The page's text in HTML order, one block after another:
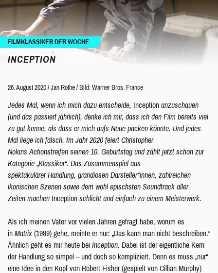
FILMKLASSIKER DER WOCHE
INCEPTION
26. August 2020 / Jan Rothe / Bild: Warner Bros. France
Jedes Mal, wenn ich mich dazu entscheide, Inception anzuschauen
(und das passiert jährlich), denke ich mir, dass ich den Film bereits viel
zu gut kenne, als dass er mich aufs Neue packen könnte. Und jedes
Mal liege ich falsch. Im Jahr 2020 feiert Christopher
Nolans Actionstreifen seinen 10. Geburtstag und zählt jetzt schon zur
Kategorie „Klassiker“. Das Zusammenspiel aus
spektakulärer Handlung, grandiosen Darsteller*innen, zahlreichen
ikonischen Szenen sowie dem wohl epischsten Soundtrack aller
Zeiten machen Inception schlicht und einfach zu einem Meisterwerk.
Als ich meinen Vater vor vielen Jahren gefragt habe, worum es
in Matrix (1999) gehe, meinte er nur: „Das kann man nicht beschreiben.“
Ähnlich geht es mir heute bei Inception. Dabei ist der eigentliche Kern
der Handlung so simpel – und doch so kompliziert. Denn es muss „nur“
eine Idee in den Kopf von Robert Fisher (gespielt von Cillian Murphy)